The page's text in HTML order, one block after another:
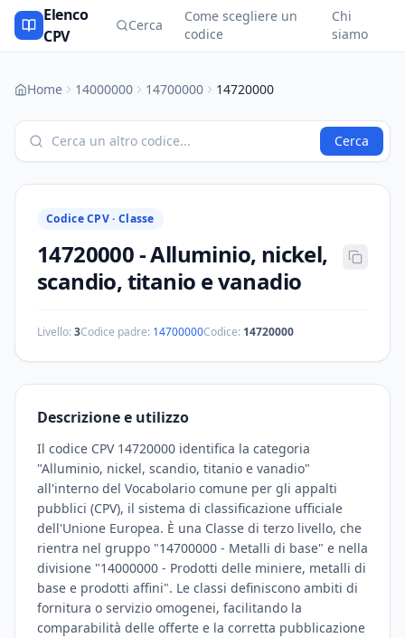
Elenco
CPV
Cerca
Come scegliere un
codice
Chi
siamo
Home 14000000 14700000 14720000
Cerca
Codice CPV · Classe
14720000-Alluminio, nickel,
scandio, titanio e vanadio
Livello:3Codice padre: 14700000Codice: 14720000
Descrizione e utilizzo
Il codice CPV 14720000 identifica la categoria
"Alluminio, nickel, scandio, titanio e vanadio"
all'interno del Vocabolario comune per gli appalti
pubblici (CPV), il sistema di classificazione ufficiale
dell'Unione Europea. È una Classe di terzo livello, che
rientra nel gruppo "14700000 - Metalli di base" e nella
divisione "14000000 - Prodotti delle miniere, metalli di
base e prodotti affini". Le classi definiscono ambiti di
fornitura o servizio omogenei, facilitando la
comparabilità delle offerte e la corretta pubblicazione